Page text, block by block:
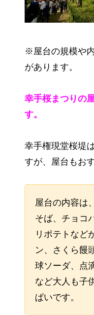
※屋台の規模や
があります。
幸手桜まつりの
す。
幸手権現堂桜堤
すが、屋台もお
屋台の内容は
そば、チョコ
リポテトなど
ン、さくら饅
球ソーダ、点
など大人も子
ぱいです。